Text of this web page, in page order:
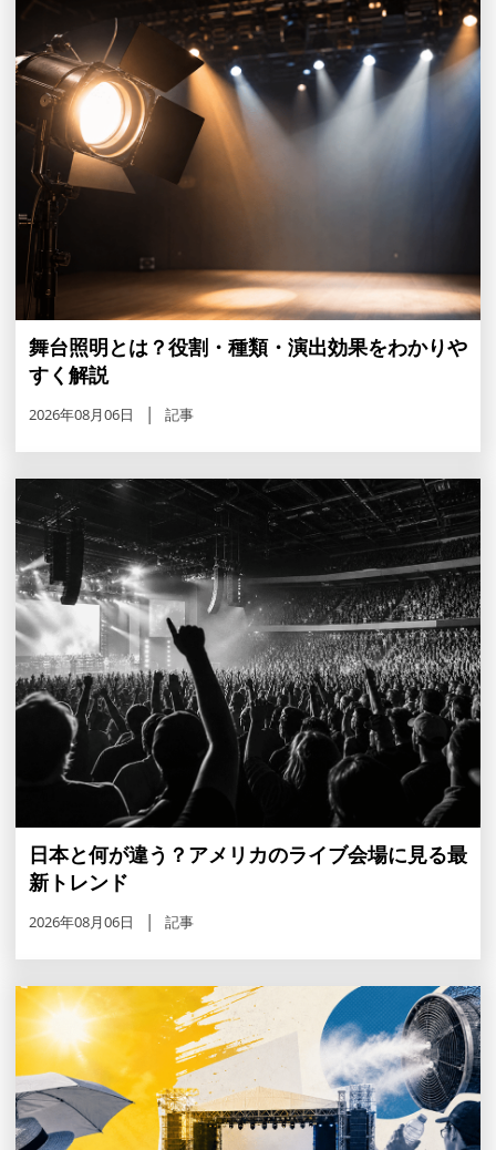
舞台照明とは？役割・種類・演出効果をわかりや
すく解説
2026年08月06日 記事
日本と何が違う？アメリカのライブ会場に見る最
新トレンド
2026年08月06日 記事